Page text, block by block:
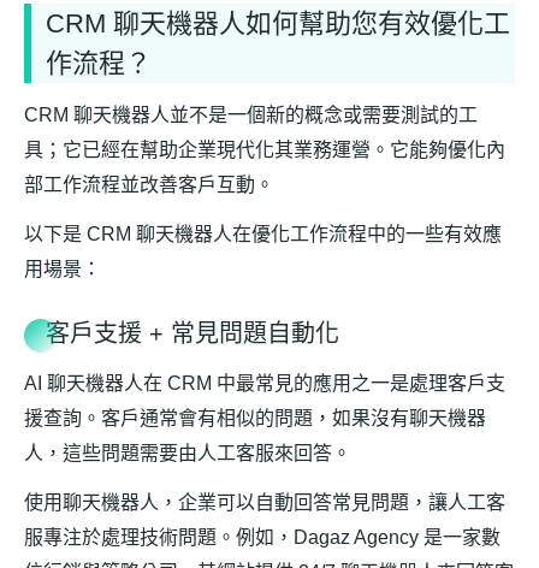
CRM 聊天機器人如何幫助您有效優化工
作流程？
CRM 聊天機器人並不是一個新的概念或需要測試的工
具；它已經在幫助企業現代化其業務運營。它能夠優化內
部工作流程並改善客戶互動。
以下是 CRM 聊天機器人在優化工作流程中的一些有效應
用場景：
客戶支援 + 常見問題自動化
AI 聊天機器人在 CRM 中最常見的應用之一是處理客戶支
援查詢。客戶通常會有相似的問題，如果沒有聊天機器
人，這些問題需要由人工客服來回答。
使用聊天機器人，企業可以自動回答常見問題，讓人工客
服專注於處理技術問題。例如，Dagaz Agency 是一家數